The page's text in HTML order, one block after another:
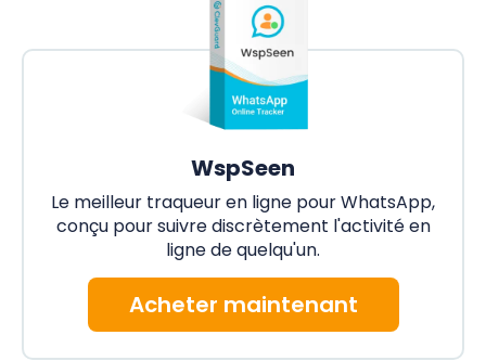
WspSeen
Le meilleur traqueur en ligne pour WhatsApp,
conçu pour suivre discrètement l'activité en
ligne de quelqu'un.
Acheter maintenant